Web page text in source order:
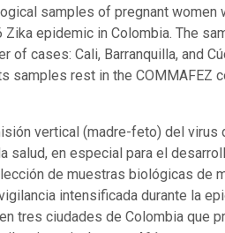
samples of pregnant women
epidemic in Colombia. The
cases: Cali, Barranquilla, and
samples rest in the COMMAFEZ
vertical (madre-feto) del virus
salud, en especial para el
de muestras biológicas de
intensificada durante la
tres ciudades de Colombia que